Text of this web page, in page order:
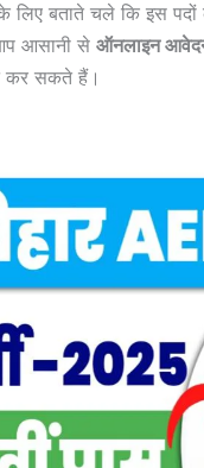
लिए बताते चले कि इस पदों
आसानी से ऑनलाइन
कर सकते हैं।